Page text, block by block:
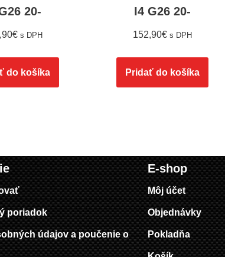
20-
€ s DPH
do košíka
I4 G26 20-
152,90€ s DPH
Pridať do košíka
poriadok
údajov a poučenie o
E-shop
Môj účet
Objednávky
Pokladňa